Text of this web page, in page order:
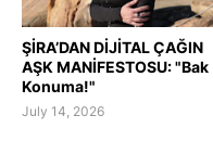
ŞİRA’DAN DİJİTAL ÇAĞIN
AŞK MANİFESTOSU: "Bak
Konuma!"
July 14, 2026